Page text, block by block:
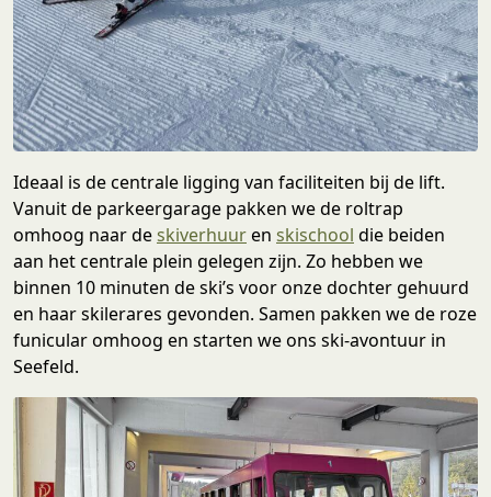
Ideaal is de centrale ligging van faciliteiten bij de lift.
Vanuit de parkeergarage pakken we de roltrap
omhoog naar deskiverhuuren skischool die beiden
aan het centrale plein gelegen zijn. Zo hebben we
binnen 10 minuten de ski’s voor onze dochter gehuurd
en haar skilerares gevonden. Samen pakken we de roze
funicular omhoog en starten we ons ski-avontuur in
Seefeld.